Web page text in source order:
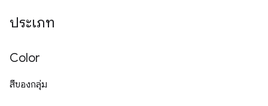
ประเภท
Color
สีของกลุ่ม